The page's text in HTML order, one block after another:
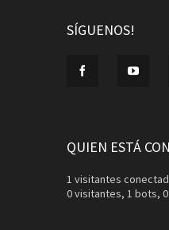
SÍGUENOS!
QUIEN ESTÁ
1 visitantes
0 visitantes, 1 bots,